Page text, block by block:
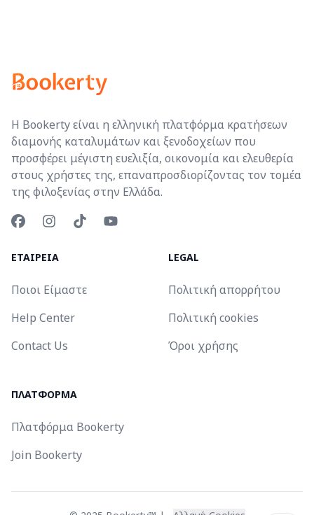
Η Bookerty είναι η ελληνική πλατφόρμα κρατήσεων
διαμονής καταλυμάτων και ξενοδοχείων που
προσφέρει μέγιστη ευελιξία, οικονομία και ελευθερία
στους χρήστες της, επαναπροσδιορίζοντας τον τομέα
της φιλοξενίας στην Ελλάδα.
ΕΤΑΙΡΕΙΑ
Ποιοι Είμαστε
Help Center
Contact Us
LEGAL
Πολιτική απορρήτου
Πολιτική cookies
Όροι χρήσης
ΠΛΑΤΦΟΡΜΑ
Πλατφόρμα Bookerty
Join Bookerty